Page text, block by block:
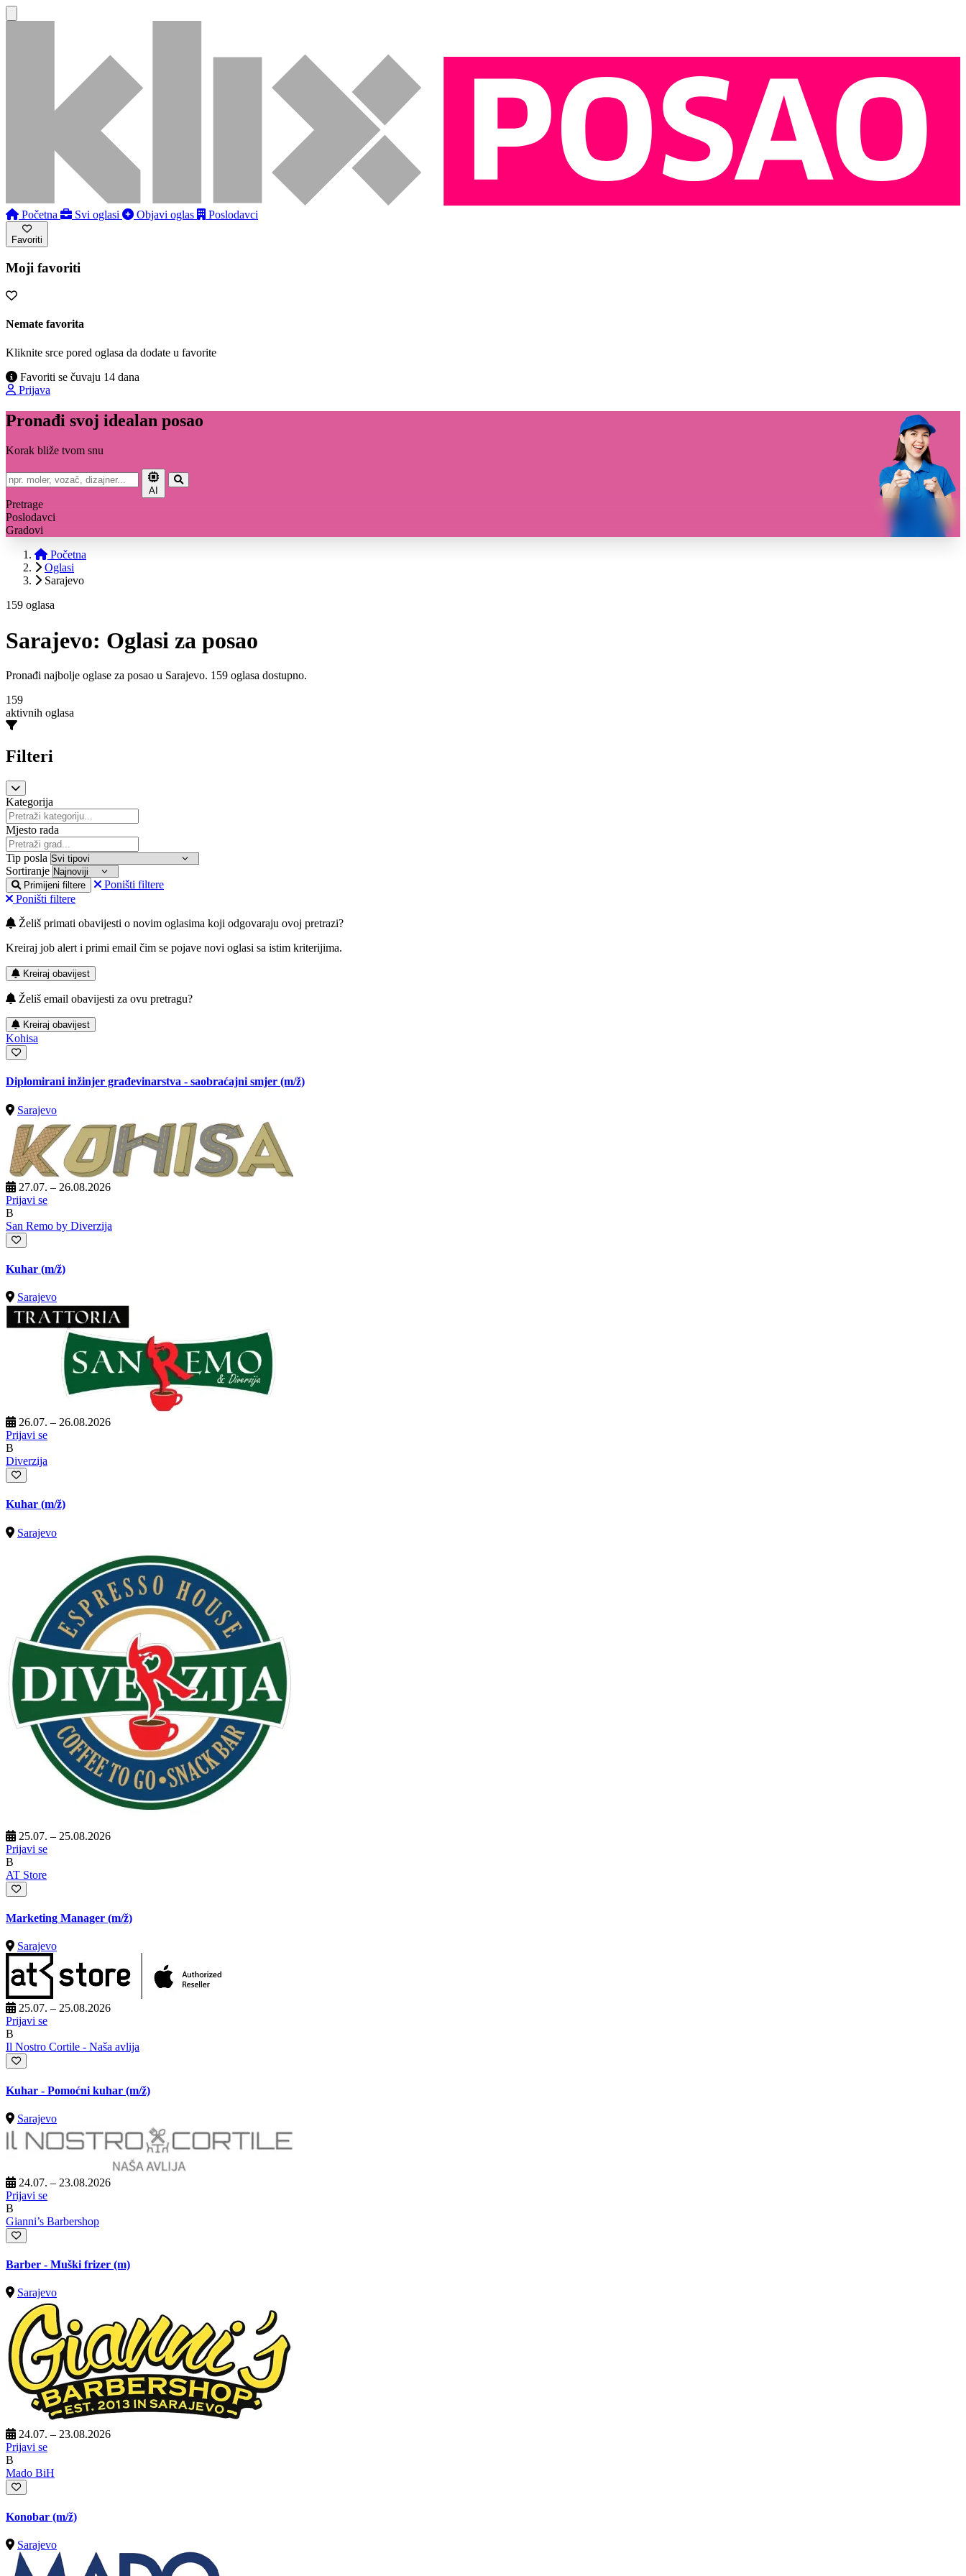
Početna Svi oglasi Objavi oglas Poslodavci
Favoriti
Moji favoriti
Nemate favorita
Kliknite srce pored oglasa da dodate u favorite
Favoriti se čuvaju 14 dana
Prijava
Pronađi svoj idealan posao
Korak bliže tvom snu
AI
Pretrage
Poslodavci
Gradovi
Početna
Oglasi
Sarajevo
159 oglasa
Sarajevo: Oglasi za posao
Pronađi najbolje oglase za posao u Sarajevo. 159 oglasa dostupno.
159
aktivnih oglasa
Filteri
Kategorija
Mjesto rada
Tip posla
Sortiranje
Primijeni filtere
Poništi filtere
Poništi filtere
Želiš primati obavijesti o novim oglasima koji odgovaraju ovoj pretrazi?
Kreiraj job alert i primi email čim se pojave novi oglasi sa istim kriterijima.
Kreiraj obavijest
Želiš email obavijesti za ovu pretragu?
Kreiraj obavijest
Kohisa
Diplomirani inžinjer građevinarstva - saobraćajni smjer (m/ž)
Sarajevo
27.07. – 26.08.2026
Prijavi se
B
San Remo by Diverzija
Kuhar (m/ž)
Sarajevo
26.07. – 26.08.2026
Prijavi se
B
Diverzija
Kuhar (m/ž)
Sarajevo
25.07. – 25.08.2026
Prijavi se
B
AT Store
Marketing Manager (m/ž)
Sarajevo
25.07. – 25.08.2026
Prijavi se
B
Il Nostro Cortile - Naša avlija
Kuhar - Pomoćni kuhar (m/ž)
Sarajevo
24.07. – 23.08.2026
Prijavi se
B
Gianni’s Barbershop
Barber - Muški frizer (m)
Sarajevo
24.07. – 23.08.2026
Prijavi se
B
Mado BiH
Konobar (m/ž)
Sarajevo